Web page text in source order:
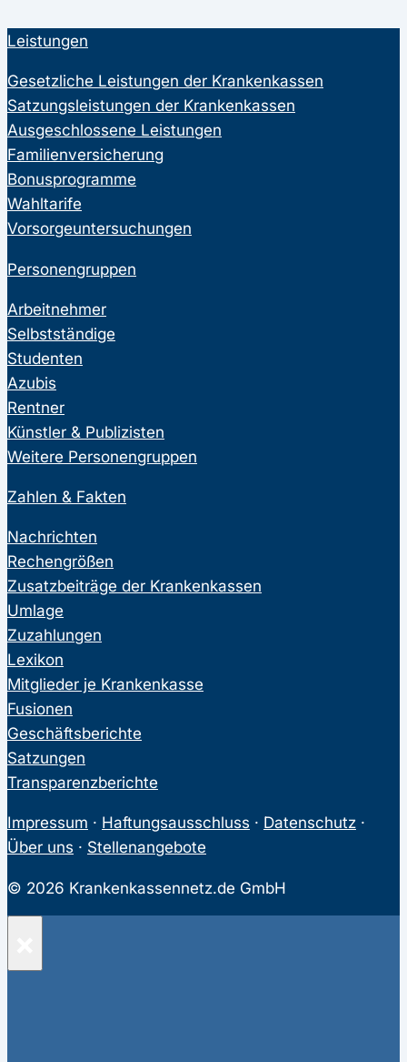
Leistungen
Gesetzliche Leistungen der Krankenkassen
Satzungsleistungen der Krankenkassen
Ausgeschlossene Leistungen
Familienversicherung
Bonusprogramme
Wahltarife
Vorsorgeuntersuchungen
Personengruppen
Arbeitnehmer
Selbstständige
Studenten
Azubis
Rentner
Künstler & Publizisten
Weitere Personengruppen
Zahlen & Fakten
Nachrichten
Rechengrößen
Zusatzbeiträge der Krankenkassen
Umlage
Zuzahlungen
Lexikon
Mitglieder je Krankenkasse
Fusionen
Geschäftsberichte
Satzungen
Transparenzberichte
Impressum · Haftungsausschluss · Datenschutz ·
Über uns · Stellenangebote
© 2026 Krankenkassennetz.de GmbH